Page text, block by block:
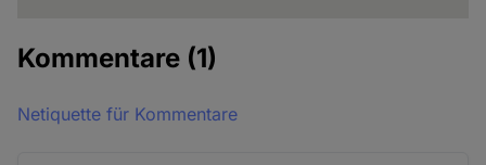
Kommentare (1)
Netiquette für Kommentare